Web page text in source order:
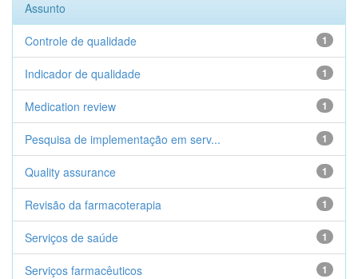
Assunto
1
Controle de qualidade
1
Indicador de qualidade
1
Medication review
1
Pesquisa de implementação em serv...
1
Quality assurance
1
Revisão da farmacoterapia
1
Serviços de saúde
1
Serviços farmacêuticos